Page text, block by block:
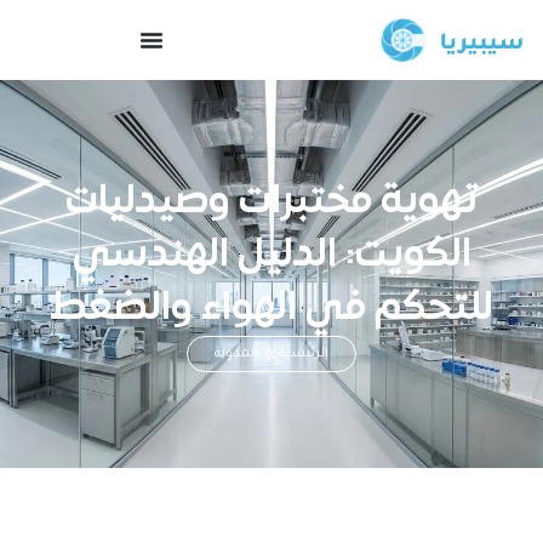
تهوية مختبرات وصيدليات
الكويت: الدليل الهندسي
للتحكم في الهواء والضغط
الرئيسية المدونة